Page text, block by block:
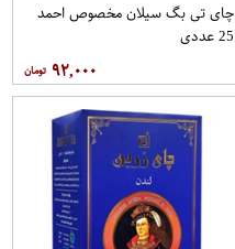
چای تی بگ سیلان مخصوص احمد
25 عددی
۹۲,۰۰۰